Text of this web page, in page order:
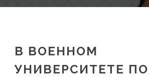
В ВОЕННОМ
УНИВЕРСИТЕТЕ